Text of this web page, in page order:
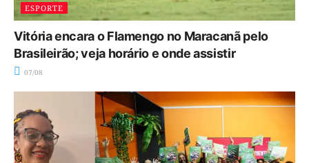
ESPORTE
Vitória encara o Flamengo no Maracanã pelo
Brasileirão; veja horário e onde assistir
07/08